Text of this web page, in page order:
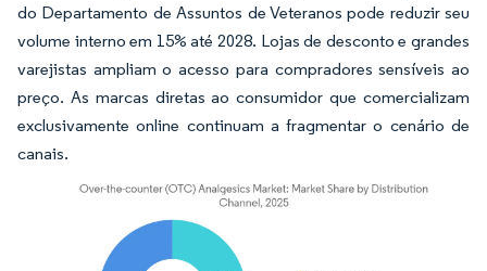
do Departamento de Assuntos de Veteranos pode reduzir seu
volume interno em 15% até 2028. Lojas de desconto e grandes
varejistas ampliam o acesso para compradores sensíveis ao
preço. As marcas diretas ao consumidor que comercializam
exclusivamente online continuam a fragmentar o cenário de
canais.